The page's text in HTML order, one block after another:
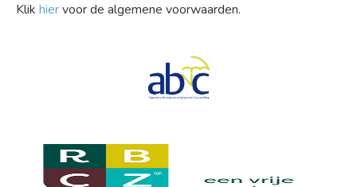
Klik hiervoor de algemene voorwaarden.